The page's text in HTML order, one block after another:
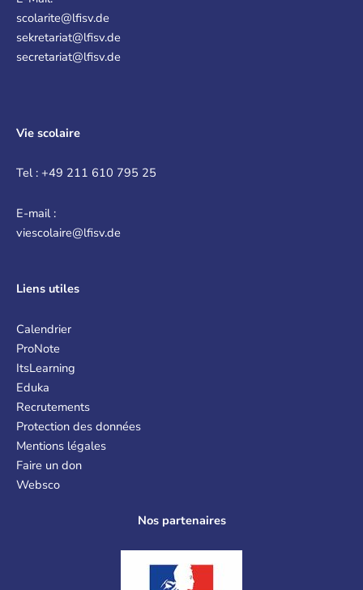
scolarite@lfisv.de
sekretariat@lfisv.de
secretariat@lfisv.de
Vie scolaire
Tel : +49 211 610 795 25
E-mail :
viescolaire@lfisv.de
Liens utiles
Calendrier
ProNote
ItsLearning
Eduka
Recrutements
Protection des données
Mentions légales
Faire un don
Websco
Nos partenaires